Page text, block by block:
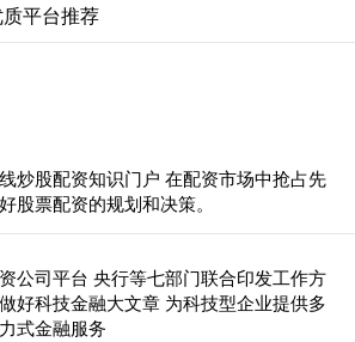
平台推荐
炒股配资知识门户 在配资市场中抢占先
股票配资的规划和决策。
公司平台 央行等七部门联合印发工作方
好科技金融大文章 为科技型企业提供多
式金融服务